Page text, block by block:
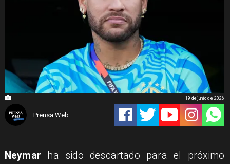
Prensa Web
19 de junio de 2026
Neymar ha sido descartado para el próximo